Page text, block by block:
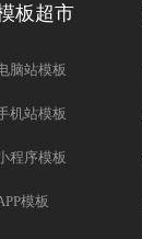
板超市
脑站模板
机站模板
程序模板
模板